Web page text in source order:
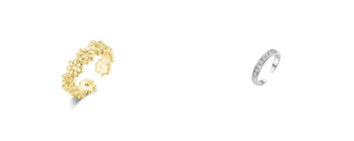
Abecedne